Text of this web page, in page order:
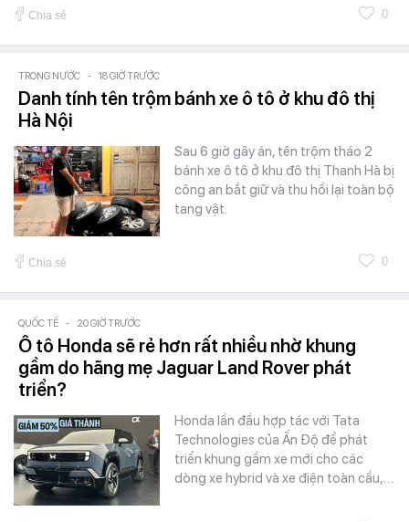
Chia sẻ 0
TRONG NƯỚC - 18 GIỜ TRƯỚC
Danh tính tên trộm bánh xe ô tô ở khu đô thị
Hà Nội
Sau 6 giờ gây án, tên trộm tháo 2
bánh xe ô tô ở khu đô thị Thanh Hà bị
công an bắt giữ và thu hồi lại toàn bộ
tang vật.
Chia sẻ 0
QUỐC TẾ - 20 GIỜ TRƯỚC
Ô tô Honda sẽ rẻ hơn rất nhiều nhờ khung
gầm do hãng mẹ Jaguar Land Rover phát
triển?
Honda lần đầu hợp tác với Tata
Technologies của Ấn Độ để phát
triển khung gầm xe mới cho các
dòng xe hybrid và xe điện toàn cầu,…